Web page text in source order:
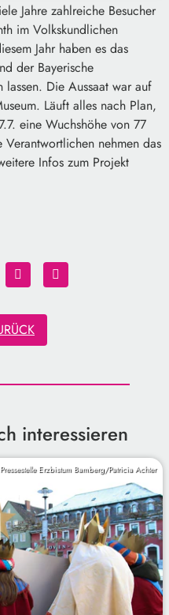
Jahre zahlreiche Besucher
im Volkskundlichen
Jahr haben es das
der Bayerische
Die Aussaat war auf
Läuft alles nach Plan,
eine Wuchshöhe von 77
nehmen das
Infos zum Projekt
interessieren
Pressestelle Erzbistum Bamberg/Patricia Achter